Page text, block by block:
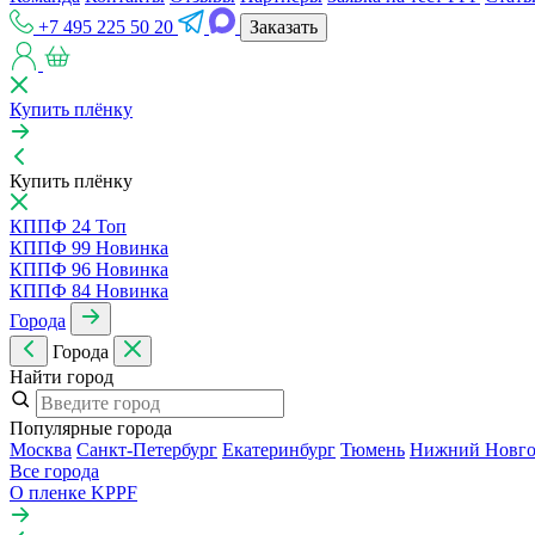
+7 495 225 50 20
Заказать
Купить плёнку
Купить плёнку
КППФ 24 Топ
КППФ 99 Новинка
КППФ 96 Новинка
КППФ 84 Новинка
Города
Города
Найти город
Популярные города
Москва Санкт-Петербур Екатеринбур Тюмень Нижний
Все города
О пленке KPPF